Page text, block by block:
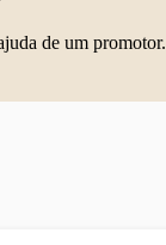
de um promotor.